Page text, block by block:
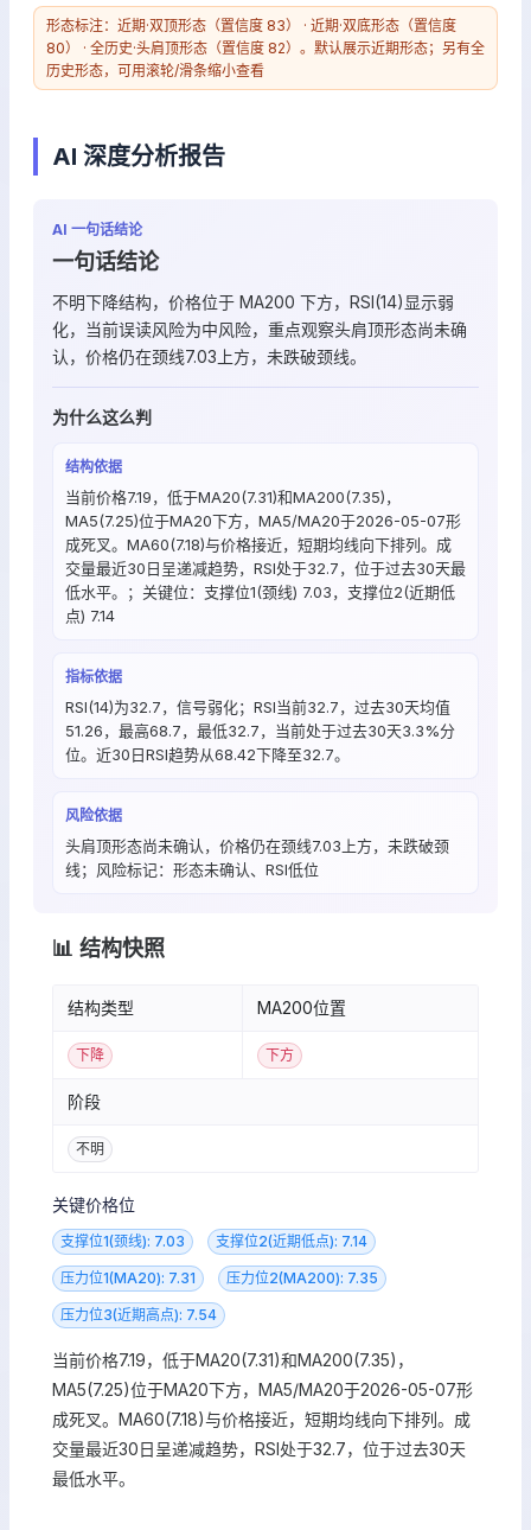
形态标注：近期·双顶形态（置信度 83） · 近期·双底形态（置信度
80） · 全历史·头肩顶形态（置信度 82）。默认展示近期形态；另有全
历史形态，可用滚轮/滑条缩小查看
AI 深度分析报告
AI 一句话结论
一句话结论
不明下降结构，价格位于 MA200 下方，RSI(14)显示弱
化，当前误读风险为中风险，重点观察头肩顶形态尚未确
认，价格仍在颈线7.03上方，未跌破颈线。
为什么这么判
结构依据
当前价格7.19，低于MA20(7.31)和MA200(7.35)，
MA5(7.25)位于MA20下方，MA5/MA20于2026-05-07形
成死叉。MA60(7.18)与价格接近，短期均线向下排列。成
交量最近30日呈递减趋势，RSI处于32.7，位于过去30天最
低水平。；关键位：支撑位1(颈线) 7.03，支撑位2(近期低
点) 7.14
指标依据
RSI(14)为32.7，信号弱化；RSI当前32.7，过去30天均值
51.26，最高68.7，最低32.7，当前处于过去30天3.3%分
位。近30日RSI趋势从68.42下降至32.7。
风险依据
头肩顶形态尚未确认，价格仍在颈线7.03上方，未跌破颈
线；风险标记：形态未确认、RSI低位
📊 结构快照
结构类型 MA200位置
下降 下方
阶段
不明
关键价格位
支撑位1(颈线): 7.03 支撑位2(近期低点): 7.14
压力位1(MA20): 7.31 压力位2(MA200): 7.35
压力位3(近期高点): 7.54
当前价格7.19，低于MA20(7.31)和MA200(7.35)，
MA5(7.25)位于MA20下方，MA5/MA20于2026-05-07形
成死叉。MA60(7.18)与价格接近，短期均线向下排列。成
交量最近30日呈递减趋势，RSI处于32.7，位于过去30天
最低水平。